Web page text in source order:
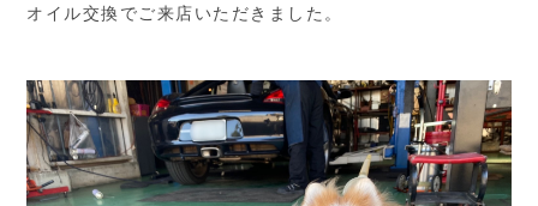
オイル交換でご来店いただきました。